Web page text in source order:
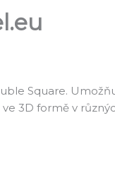
Square.
3D formě v